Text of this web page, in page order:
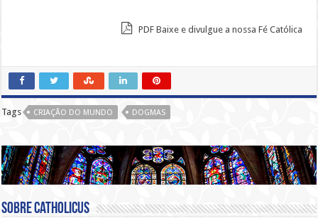
PDF Baixe e divulgue a nossa Fé Católica
Tags CRIAÇÃO DO MUNDO DOGMAS
Sobre catholicus